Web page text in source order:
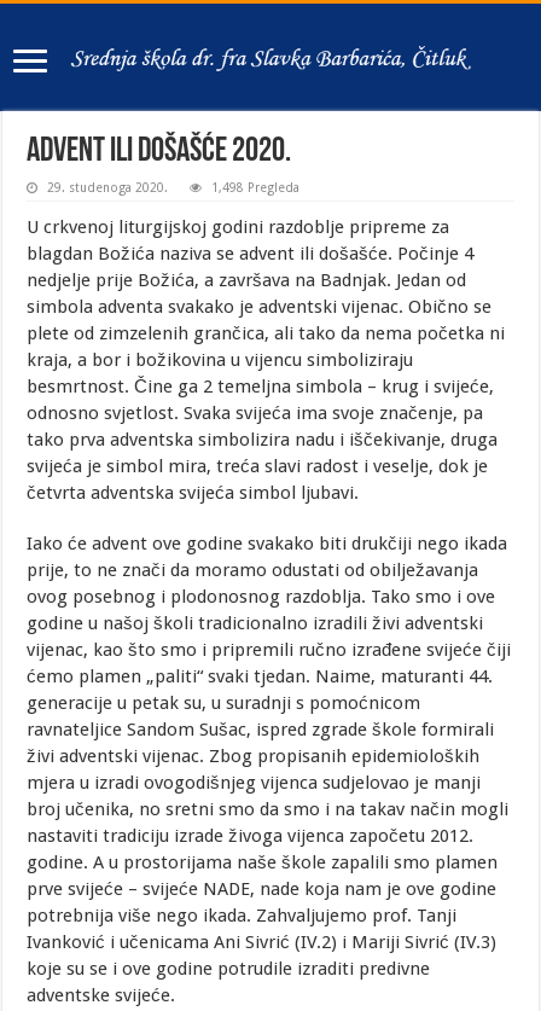
ADVENT ILI DOŠAŠĆE 2020.
29. studenoga 2020. 1,498 Pregleda
U crkvenoj liturgijskoj godini razdoblje pripreme za
blagdan Božića naziva se advent ili došašće. Počinje 4
nedjelje prije Božića, a završava na Badnjak. Jedan od
simbola adventa svakako je adventski vijenac. Obično se
plete od zimzelenih grančica, ali tako da nema početka ni
kraja, a bor i božikovina u vijencu simboliziraju
besmrtnost. Čine ga 2 temeljna simbola – krug i svijeće,
odnosno svjetlost. Svaka svijeća ima svoje značenje, pa
tako prva adventska simbolizira nadu i iščekivanje, druga
svijeća je simbol mira, treća slavi radost i veselje, dok je
četvrta adventska svijeća simbol ljubavi.
Iako će advent ove godine svakako biti drukčiji nego ikada
prije, to ne znači da moramo odustati od obilježavanja
ovog posebnog i plodonosnog razdoblja. Tako smo i ove
godine u našoj školi tradicionalno izradili živi adventski
vijenac, kao što smo i pripremili ručno izrađene svijeće čiji
ćemo plamen „paliti“ svaki tjedan. Naime, maturanti 44.
generacije u petak su, u suradnji s pomoćnicom
ravnateljice Sandom Sušac, ispred zgrade škole formirali
živi adventski vijenac. Zbog propisanih epidemioloških
mjera u izradi ovogodišnjeg vijenca sudjelovao je manji
broj učenika, no sretni smo da smo i na takav način mogli
nastaviti tradiciju izrade živoga vijenca započetu 2012.
godine. A u prostorijama naše škole zapalili smo plamen
prve svijeće – svijeće NADE, nade koja nam je ove godine
potrebnija više nego ikada. Zahvaljujemo prof. Tanji
Ivanković i učenicama Ani Sivrić (IV.2) i Mariji Sivrić (IV.3)
koje su se i ove godine potrudile izraditi predivne
adventske svijeće.